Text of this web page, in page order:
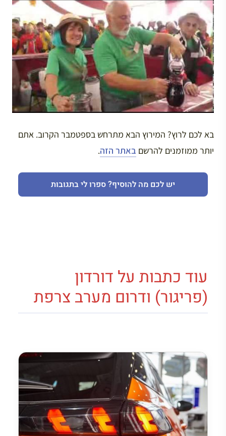
בא לכם לרוץ? המירוץ הבא מתרחש בספטמבר הקרוב. אתם
יותר ממוזמנים להרשם באתר הזה.
יש לכם מה להוסיף? ספרו לי בתגובות
עוד כתבות על דורדון
(פריגור) ודרום מערב צרפת